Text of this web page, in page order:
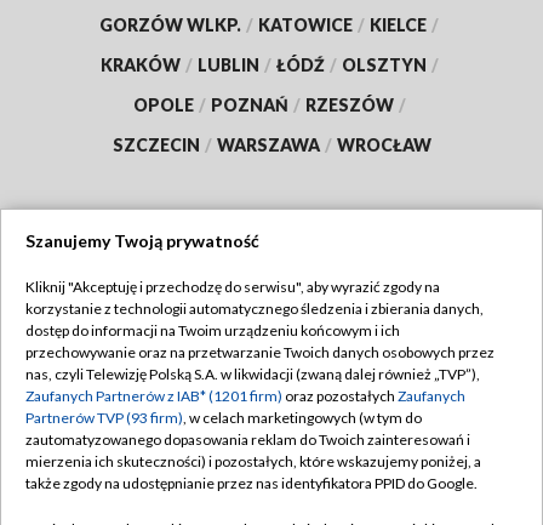
GORZÓW WLKP. / KATOWICE / KIELCE /
KRAKÓW / LUBLIN / ŁÓDŹ / OLSZTYN /
OPOLE / POZNAŃ / RZESZÓW /
SZCZECIN / WARSZAWA / WROCŁAW
TVP
Abonament TVP
Emisja w TVP
Centrum informacji TVP
Naziemna Telewizja Cyfrowa
Regulamin TVP
Polityka prywatności
Moje zgody
Pomoc
Szanujemy Twoją prywatność
Kliknij "Akceptuję i przechodzę do serwisu", aby wyrazić zgody na
korzystanie z technologii automatycznego śledzenia i zbierania danych,
dostęp do informacji na Twoim urządzeniu końcowym i ich
przechowywanie oraz na przetwarzanie Twoich danych osobowych przez
nas, czyli Telewizję Polską S.A. w likwidacji (zwaną dalej również „TVP”),
Zaufanych Partnerów z IAB* (1201 firm) oraz pozostałych Zaufanych
Partnerów TVP (93 firm), w celach marketingowych (w tym do
zautomatyzowanego dopasowania reklam do Twoich zainteresowań i
mierzenia ich skuteczności) i pozostałych, które wskazujemy poniżej, a
także zgody na udostępnianie przez nas identyfikatora PPID do Google.